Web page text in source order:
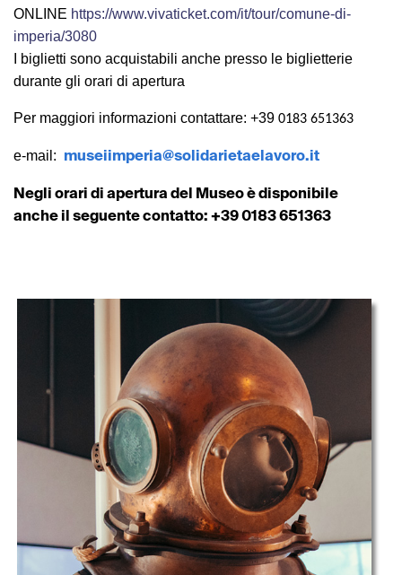
ONLINE https://www.vivaticket.com/it/tour/comune-di-
imperia/3080
I biglietti sono acquistabili anche presso le biglietterie
durante gli orari di apertura
Per maggiori informazioni contattare: +39 0183 651363
e-mail: museiimperia@solidarietaelavoro.it
Negli orari di apertura del Museo è disponibile
anche il seguente contatto: +39 0183 651363